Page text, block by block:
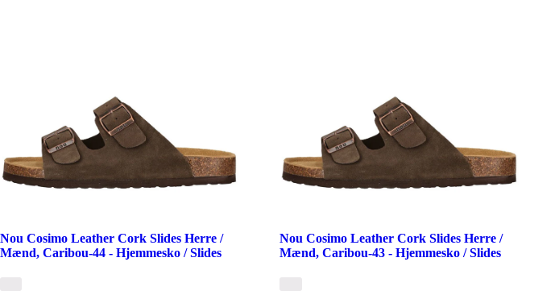
Nou Cosimo Leather Cork Slides Herre /
Mænd, Caribou-44 - Hjemmesko / Slides
Nou Cosimo Leather Cork Slides Herre /
Mænd, Caribou-43 - Hjemmesko / Slides